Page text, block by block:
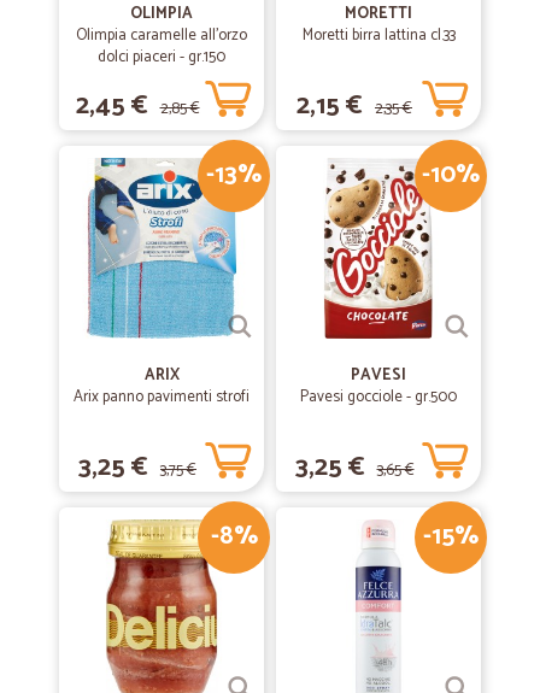
OLIMPIA
Olimpia caramelle all'orzo
dolci piaceri - gr.150
2,45 € 2,85 €
MORETTI
Moretti birra lattina cl.33
2,15 € 2,35 €
-13%
ARIX
Arix panno pavimenti strofi
3,25 € 3,75 €
-10%
PAVESI
Pavesi gocciole - gr.500
3,25 € 3,65 €
-8% -15%